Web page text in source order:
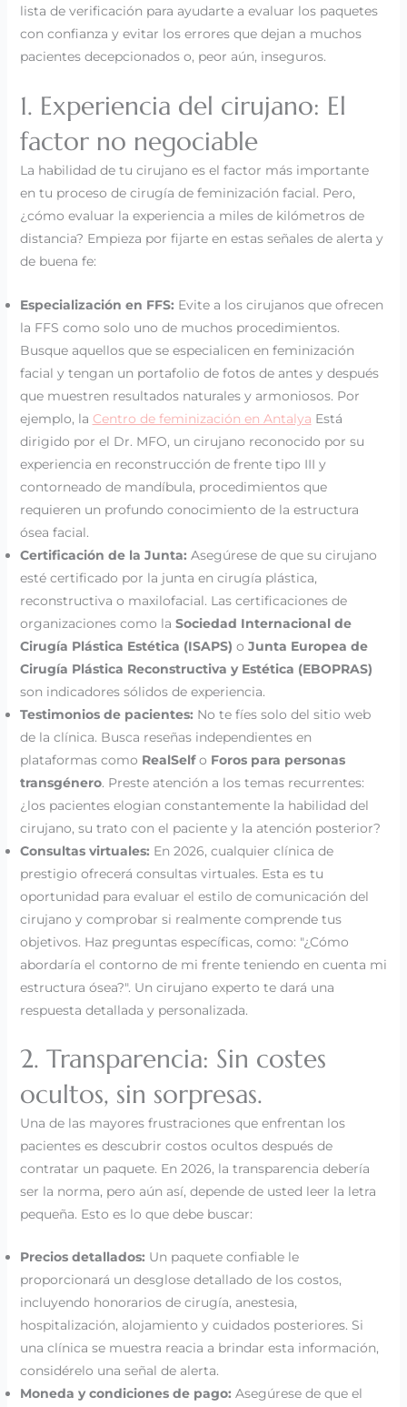
lista de verificación para ayudarte a evaluar los paquetes
con confianza y evitar los errores que dejan a muchos
pacientes decepcionados o, peor aún, inseguros.
1. Experiencia del cirujano: El
factor no negociable
La habilidad de tu cirujano es el factor más importante
en tu proceso de cirugía de feminización facial. Pero,
¿cómo evaluar la experiencia a miles de kilómetros de
distancia? Empieza por fijarte en estas señales de alerta y
de buena fe:
Especialización en FFS: Evite a los cirujanos que ofrecen
la FFS como solo uno de muchos procedimientos.
Busque aquellos que se especialicen en feminización
facial y tengan un portafolio de fotos de antes y después
que muestren resultados naturales y armoniosos. Por
ejemplo, la Centro de feminización en Antalya Está
dirigido por el Dr. MFO, un cirujano reconocido por su
experiencia en reconstrucción de frente tipo III y
contorneado de mandíbula, procedimientos que
requieren un profundo conocimiento de la estructura
ósea facial.
Certificación de la Junta: Asegúrese de que su cirujano
esté certificado por la junta en cirugía plástica,
reconstructiva o maxilofacial. Las certificaciones de
organizaciones como la Sociedad Internacional de
Cirugía Plástica Estética (ISAPS) o Junta Europea de
Cirugía Plástica Reconstructiva y Estética (EBOPRAS)
son indicadores sólidos de experiencia.
Testimonios de pacientes: No te fíes solo del sitio web
de la clínica. Busca reseñas independientes en
plataformas como RealSelfo Foros para personas
transgénero. Preste atención a los temas recurrentes:
¿los pacientes elogian constantemente la habilidad del
cirujano, su trato con el paciente y la atención posterior?
Consultas virtuales: En 2026, cualquier clínica de
prestigio ofrecerá consultas virtuales. Esta es tu
oportunidad para evaluar el estilo de comunicación del
cirujano y comprobar si realmente comprende tus
objetivos. Haz preguntas específicas, como: "¿Cómo
abordaría el contorno de mi frente teniendo en cuenta mi
estructura ósea?". Un cirujano experto te dará una
respuesta detallada y personalizada.
2. Transparencia: Sin costes
ocultos, sin sorpresas.
Una de las mayores frustraciones que enfrentan los
pacientes es descubrir costos ocultos después de
contratar un paquete. En 2026, la transparencia debería
ser la norma, pero aún así, depende de usted leer la letra
pequeña. Esto es lo que debe buscar:
Precios detallados: Un paquete confiable le
proporcionará un desglose detallado de los costos,
incluyendo honorarios de cirugía, anestesia,
hospitalización, alojamiento y cuidados posteriores. Si
una clínica se muestra reacia a brindar esta información,
considérelo una señal de alerta.
Moneda y condiciones de pago: Asegúrese de que el